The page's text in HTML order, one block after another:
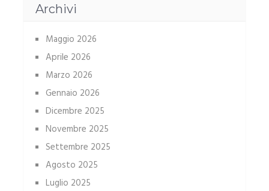
Archivi
Maggio 2026
Aprile 2026
Marzo 2026
Gennaio 2026
Dicembre 2025
Novembre 2025
Settembre 2025
Agosto 2025
Luglio 2025